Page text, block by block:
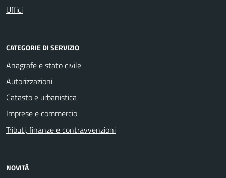
Uffici
CATEGORIE DI SERVIZIO
Anagrafe e stato civile
Autorizzazioni
Catasto e urbanistica
Imprese e commercio
Tributi, finanze e contravvenzioni
NOVITÀ